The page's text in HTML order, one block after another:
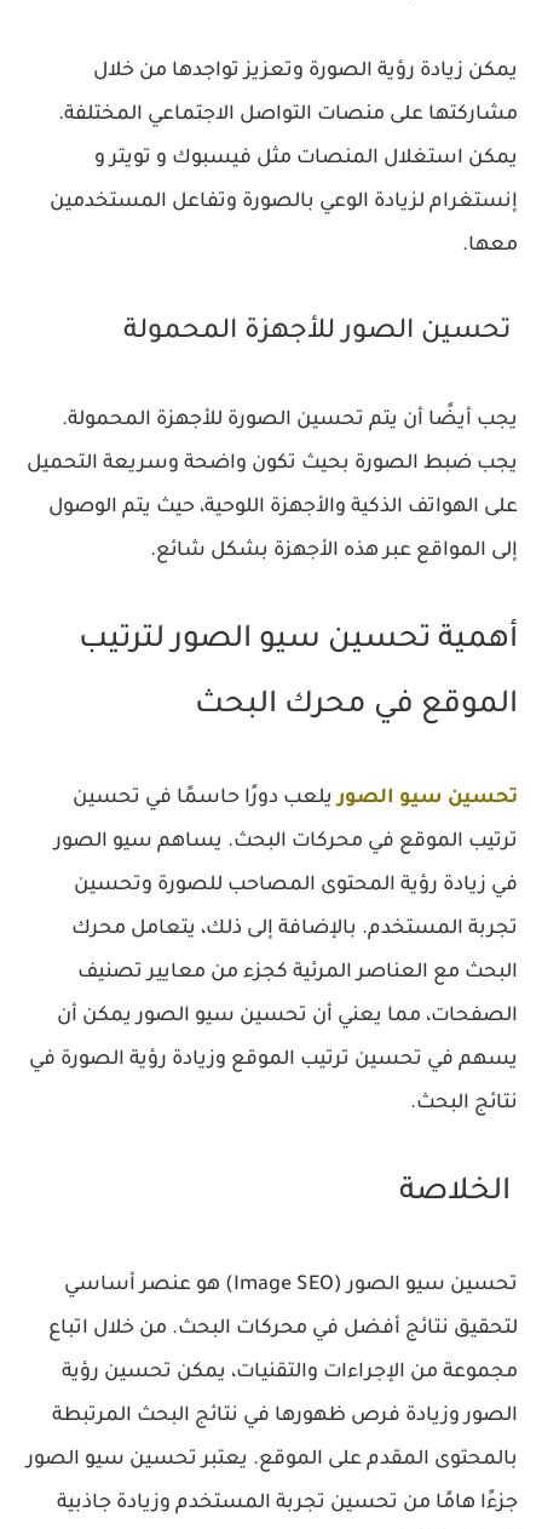
يمكن زيادة رؤية الصورة وتعزيز تواجدها من خلال
مشاركتها على منصات التواصل الاجتماعي المختلفة.
يمكن استغلال المنصات مثل فيسبوك و تويتر و
إنستغرام لزيادة الوعي بالصورة وتفاعل المستخدمين
معها.
تحسين الصور للأجهزة المحمولة
يجب أيضًا أن يتم تحسين الصورة للأجهزة المحمولة.
يجب ضبط الصورة بحيث تكون واضحة وسريعة التحميل
على الهواتف الذكية والأجهزة اللوحية، حيث يتم الوصول
إلى المواقع عبر هذه الأجهزة بشكل شائع.
أهمية تحسين سيو الصور لترتيب
الموقع في محرك البحث
تحسين سيو الصوريلعب دورًا حاسمًا في تحسين
ترتيب الموقع في محركات البحث. يساهم سيو الصور
في زيادة رؤية المحتوى المصاحب للصورة وتحسين
تجربة المستخدم. بالإضافة إلى ذلك، يتعامل محرك
البحث مع العناصر المرئية كجزء من معايير تصنيف
الصفحات، مما يعني أن تحسين سيو الصور يمكن أن
يسهم في تحسين ترتيب الموقع وزيادة رؤية الصورة في
نتائج البحث.
الخلاصة
تحسين سيو الصور (Image SEO) هو عنصر أساسي
لتحقيق نتائج أفضل في محركات البحث. من خلال اتباع
مجموعة من الإجراءات والتقنيات، يمكن تحسين رؤية
الصور وزيادة فرص ظهورها في نتائج البحث المرتبطة
بالمحتوى المقدم على الموقع. يعتبر تحسين سيو الصور
جزءًا هامًا من تحسين تجربة المستخدم وزيادة جاذبية